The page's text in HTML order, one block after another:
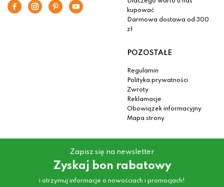
kupować
Darmowa dostawa od 300
zł
POZOSTAŁE
Regulamin
Polityka prywatności
Zwroty
Reklamacje
Obowiązek informacyjny
Mapa strony
Zapisz się na newsletter
Zyskaj bon rabatowy
i otrzymuj informacje o nowościach i promocjach!